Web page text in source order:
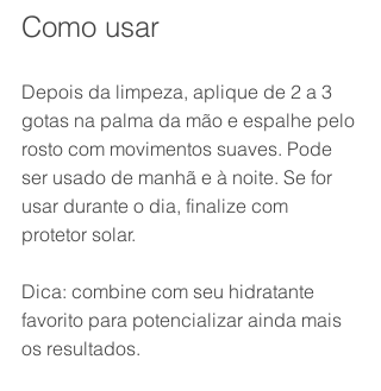
Como usar
Depois da limpeza, aplique de 2 a 3
gotas na palma da mão e espalhe pelo
rosto com movimentos suaves. Pode
ser usado de manhã e à noite. Se for
usar durante o dia, finalize com
protetor solar.
Dica: combine com seu hidratante
favorito para potencializar ainda mais
os resultados.